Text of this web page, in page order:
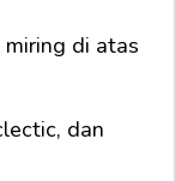
di atas
dan